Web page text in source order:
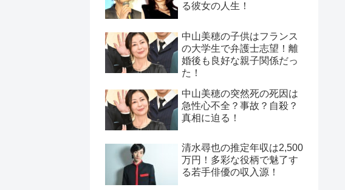
る彼女の人生！
中山美穂の子供はフランス
の大学生で弁護士志望！離
婚後も良好な親子関係だっ
た！
中山美穂の突然死の死因は
急性心不全？事故？自殺？
真相に迫る！
清水尋也の推定年収は2,500
万円！多彩な役柄で魅了す
る若手俳優の収入源！